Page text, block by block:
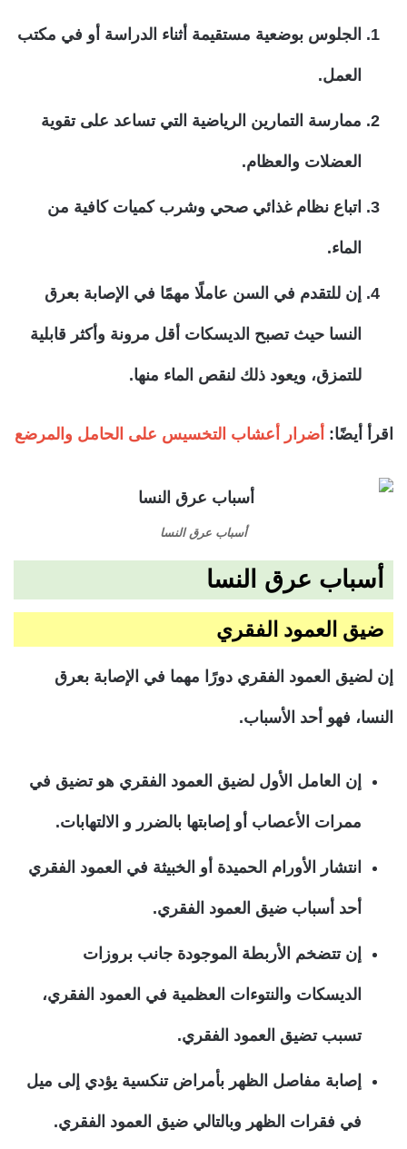
الجلوس بوضعية مستقيمة أثناء الدراسة أو في مكتب
العمل.
ممارسة التمارين الرياضية التي تساعد على تقوية
العضلات والعظام.
اتباع نظام غذائي صحي وشرب كميات كافية من
الماء.
إن للتقدم في السن عاملًا مهمًا في الإصابة بعرق
النسا حيث تصبح الديسكات أقل مرونة وأكثر قابلية
للتمزق، ويعود ذلك لنقص الماء منها.
اقرأ أيضًا: أضرار أعشاب التخسيس على الحامل والمرضع
أسباب عرق النسا
أسباب عرق النسا
ضيق العمود الفقري
إن لضيق العمود الفقري دورًا مهما في الإصابة بعرق
النسا، فهو أحد الأسباب.
إن العامل الأول لضيق العمود الفقري هو تضيق في
ممرات الأعصاب أو إصابتها بالضرر و الالتهابات.
انتشار الأورام الحميدة أو الخبيثة في العمود الفقري
أحد أسباب ضيق العمود الفقري.
إن تتضخم الأربطة الموجودة جانب بروزات
الديسكات والنتوءات العظمية في العمود الفقري،
تسبب تضيق العمود الفقري.
إصابة مفاصل الظهر بأمراض تنكسية يؤدي إلى ميل
في فقرات الظهر وبالتالي ضيق العمود الفقري.